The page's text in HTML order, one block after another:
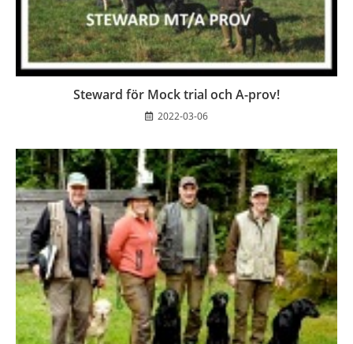
Steward för Mock trial och A-prov!
2022-03-06